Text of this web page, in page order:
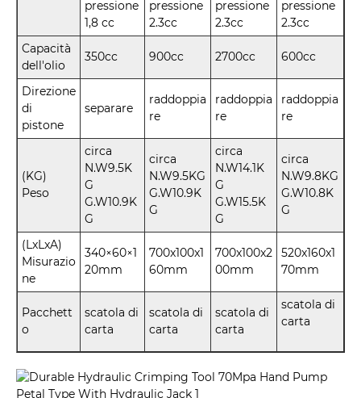
pressione
1,8 cc
pressione
2.3cc
pressione
2.3cc
pressione
2.3cc
Capacità
dell'olio
350cc 900cc 2700cc 600cc
Direzione
di
pistone
separare
raddoppia
re
raddoppia
re
raddoppia
re
(KG)
Peso
circa
N.W9.5K
G
G.W10.9K
G
circa
N.W9.5KG
G.W10.9K
G
circa
N.W14.1K
G
G.W15.5K
G
circa
N.W9.8KG
G.W10.8K
G
(LxLxA)
Misurazio
ne
340×60×1
20mm
700x100x1
60mm
700x100x2
00mm
520x160x1
70mm
Pacchett
o
scatola di
carta
scatola di
carta
scatola di
carta
scatola di
carta